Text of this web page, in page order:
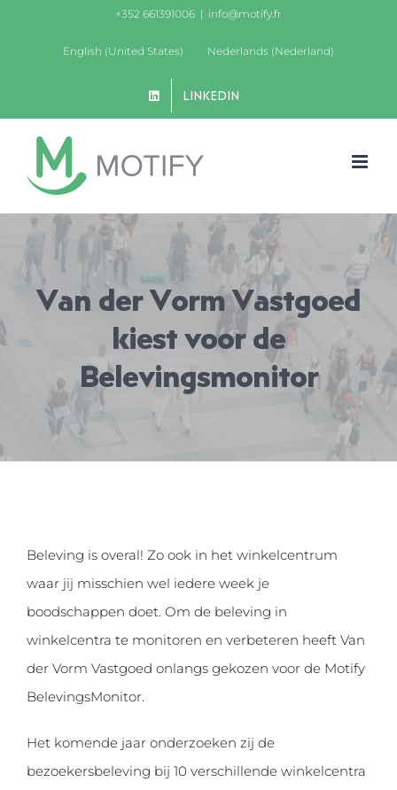
+352 661391006 | info@motify.fr
English (United States) Nederlands (Nederland)
LINKEDIN
Van der Vorm Vastgoed
kiest voor de
Belevingsmonitor
Beleving is overal! Zo ook in het winkelcentrum
waar jij misschien wel iedere week je
boodschappen doet. Om de beleving in
winkelcentra te monitoren en verbeteren heeft Van
der Vorm Vastgoed onlangs gekozen voor de Motify
BelevingsMonitor.
Het komende jaar onderzoeken zij de
bezoekersbeleving bij 10 verschillende winkelcentra